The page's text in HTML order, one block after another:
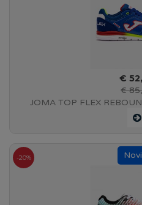
€
€
JOMA TOP FLEX
-20%